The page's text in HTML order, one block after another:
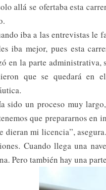
allá se ofertaba esta
iba a las entrevistas le
iba mejor, pues esta
en la parte administrativa,
que se quedará en
sido un proceso muy
que prepararnos en
dieran mi licencia”,
Cuando llega una
Pero también hay una